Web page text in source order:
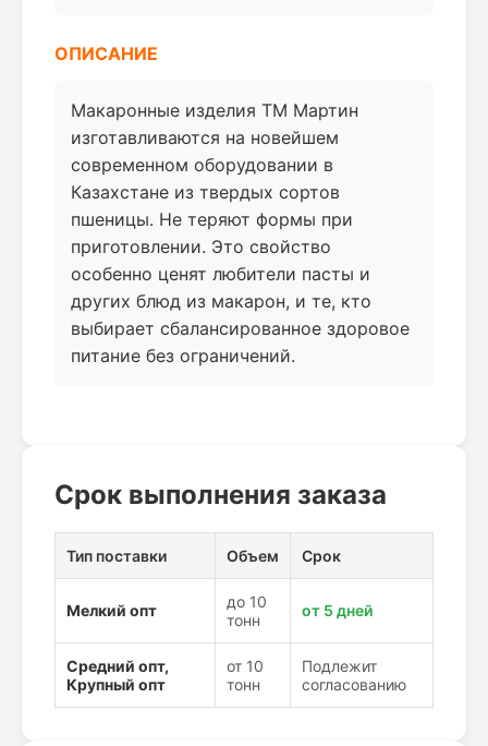
ОПИСАНИЕ
Макаронные изделия ТМ Мартин
изготавливаются на новейшем
современном оборудовании в
Казахстане из твердых сортов
пшеницы. Не теряют формы при
приготовлении. Это свойство
особенно ценят любители пасты и
других блюд из макарон, и те, кто
выбирает сбалансированное здоровое
питание без ограничений.
Срок выполнения заказа
Тип поставки Объем Срок
Мелкий опт
до 10
тонн
от 5 дней
Средний опт,
Крупный опт
от 10
тонн
Подлежит
согласованию